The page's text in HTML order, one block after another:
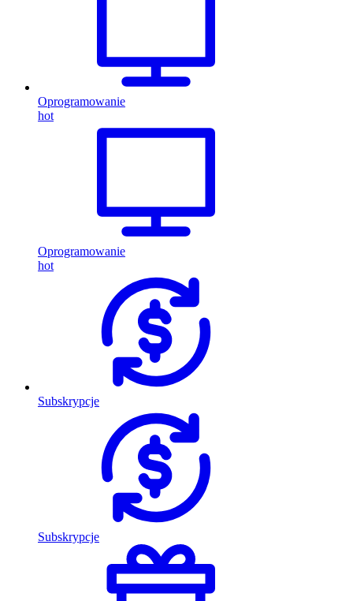
Oprogramowanie
hot
Oprogramowanie
hot
Subskrypcje
Subskrypcje